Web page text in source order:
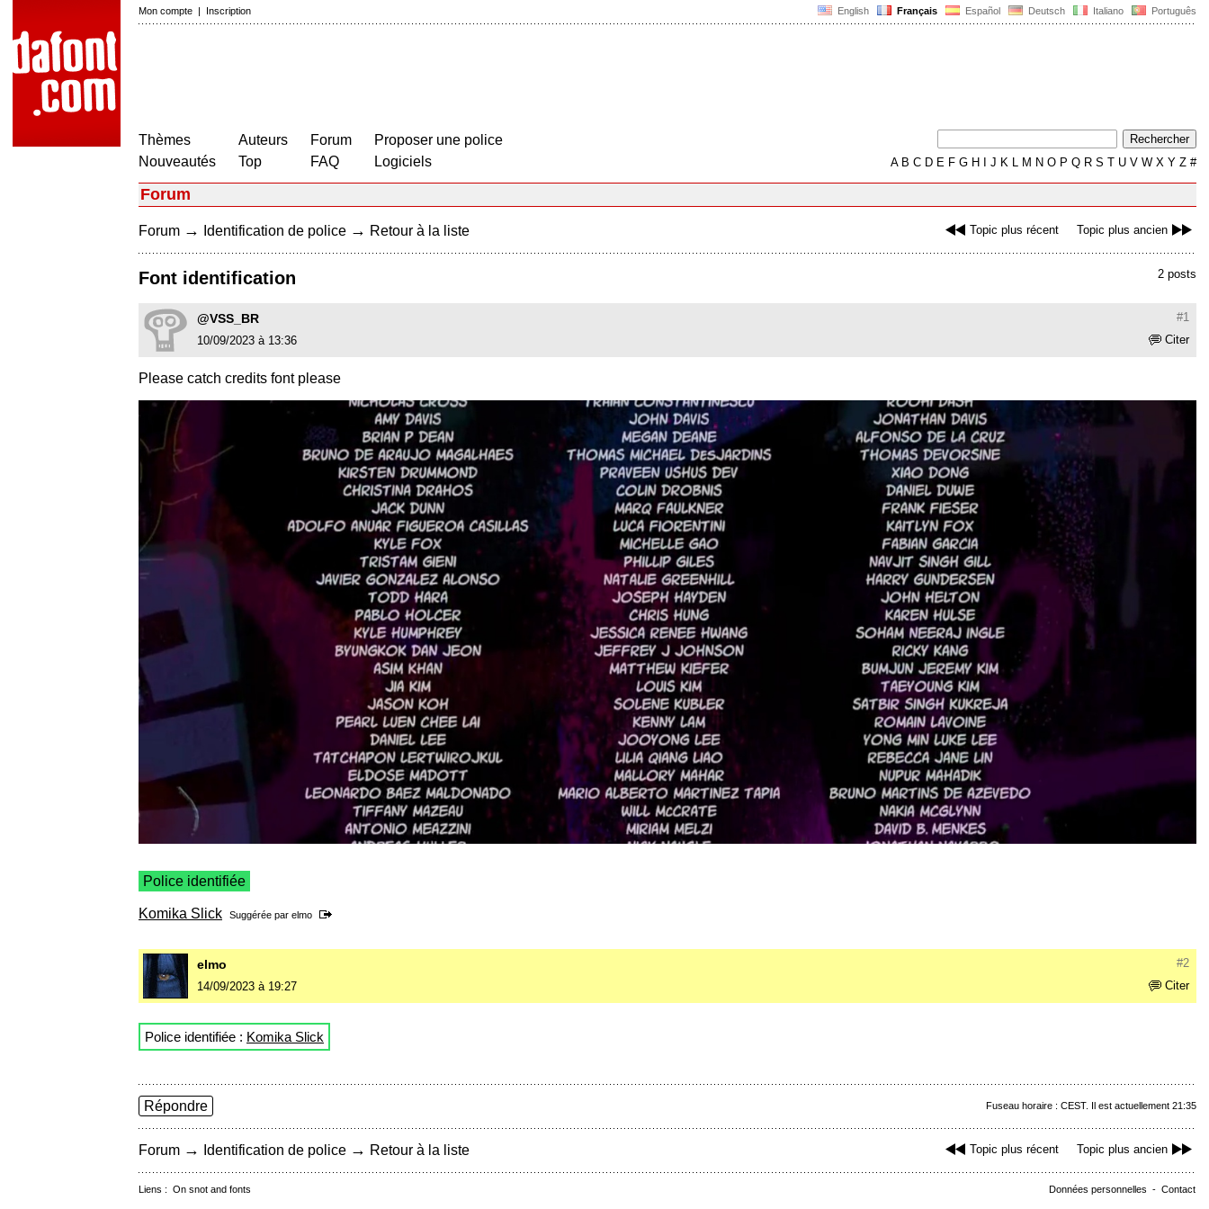
English Français Español Deutsch Italiano Português
Mon compte | Inscription
Thèmes
Nouveautés
Auteurs
Top
Forum
FAQ
Proposer une police
Logiciels
AB C D E F G H J K L M N O P Q R S T U V W X Y Z #
Forum
Topic plus récent Topic plus ancien
Forum → Identification de police → Retour à la liste
2 posts
Font identification
#1
@VSS_BR
Citer
10/09/2023 à 13:36
Please catch credits font please
Police identifiée
Komika Slick Suggérée par elmo
#2
elmo
Citer
14/09/2023 à 19:27
Police identifiée : Komika Slick
Fuseau horaire : CEST. Il est actuellement 21:35
Répondre
Topic plus récent Topic plus ancien
Forum → Identification de police → Retour à la liste
Données personnelles - Contact
Liens : On snot and fonts